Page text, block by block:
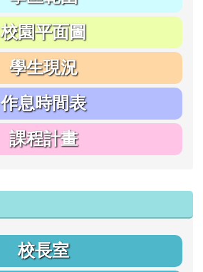
校園平面圖
學生現況
作息時間表
課程計畫
校長室